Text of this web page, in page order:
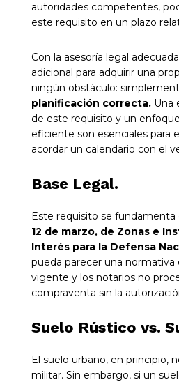
autoridades competentes,
este requisito en un plazo
Con la asesoría legal
adicional para adquirir una
ningún obstáculo:
planificación correcta.Una
de este requisito y un
eficiente son esenciales para
acordar un calendario con el
Base Legal.
Este requisito se fundamenta
12 de marzo, de Zonas e
Interés para la Defensa
pueda parecer una normativa
vigente y los notarios no
compraventa sin la
Suelo Rústico vs.
El suelo urbano, en principio,
militar. Sin embargo, si un